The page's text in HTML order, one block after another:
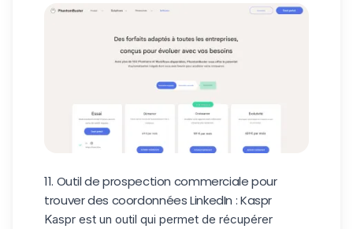
11. Outil de prospection commerciale pour
trouver des coordonnées LinkedIn : Kaspr
Kaspr est un outil qui permet de récupérer